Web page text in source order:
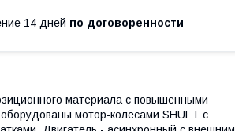
14 дней по договоренности
материала с повышенными
мотор-колесами SHUFT с